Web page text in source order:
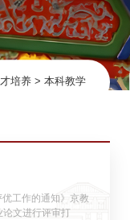
培养 >本科教学
工作的通知》京教
文进行评审打